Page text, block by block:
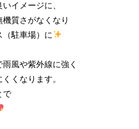
イメージに、
質さがなくなり
駐車場）に
風や紫外線に強く
くなります。
で